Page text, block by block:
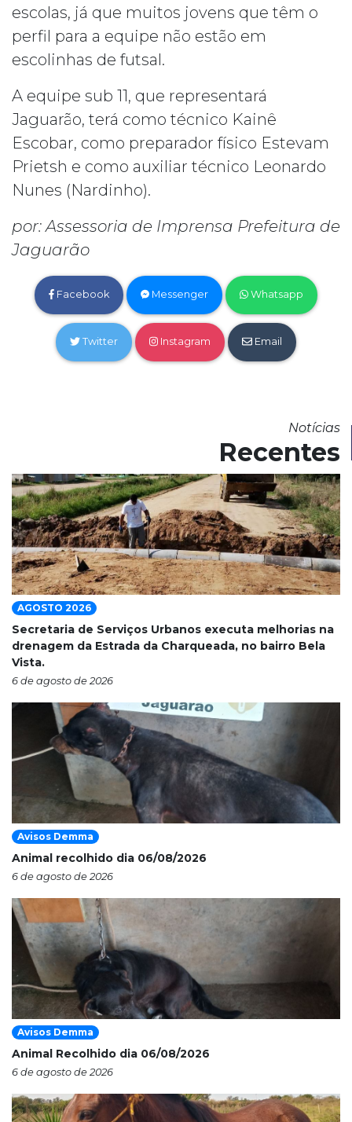
escolas, já que muitos jovens que têm o
perfil para a equipe não estão em
escolinhas de futsal.
A equipe sub 11, que representará
Jaguarão, terá como técnico Kainê
Escobar, como preparador físico Estevam
Prietsh e como auxiliar técnico Leonardo
Nunes (Nardinho).
por: Assessoria de Imprensa Prefeitura de
Jaguarão
Facebook Messenger Whatsapp
Twitter Instagram Email
Notícias
Recentes
AGOSTO 2026
Secretaria de Serviços Urbanos executa melhorias na
drenagem da Estrada da Charqueada, no bairro Bela
Vista.
6 de agosto de 2026
Avisos Demma
Animal recolhido dia 06/08/2026
6 de agosto de 2026
Avisos Demma
Animal Recolhido dia 06/08/2026
6 de agosto de 2026